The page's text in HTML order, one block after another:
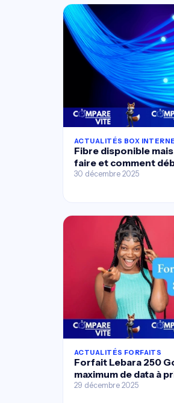
ACTUALITÉS BOX
Fibre disponible
faire et comment
30 décembre 2025
ACTUALITÉS FORFAITS
Forfait Lebara 250
maximum de data à
29 décembre 2025